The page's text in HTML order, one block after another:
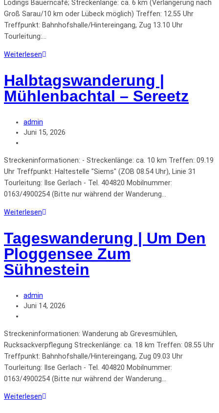
Lödings Bauerncafé; Streckenlänge: ca. 6 km (Verlängerung nach
Groß Sarau/10 km oder Lübeck möglich) Treffen: 12.55 Uhr
Treffpunkt: Bahnhofshalle/Hintereingang, Zug 13.10 Uhr
Tourleitung:…
Weiterlesen
Halbtagswanderung |
Mühlenbachtal – Sereetz
admin
Juni 15, 2026
Streckeninformationen: - Streckenlänge: ca. 10 km Treffen: 09.19
Uhr Treffpunkt: Haltestelle "Siems" (ZOB 08.54 Uhr), Linie 31
Tourleitung: Ilse Gerlach - Tel. 404820 Mobilnummer:
0163/4900254 (Bitte nur während der Wanderung…
Weiterlesen
Tageswanderung | Um Den
Ploggensee Zum
Sühnestein
admin
Juni 14, 2026
Streckeninformationen: Wanderung ab Grevesmühlen,
Rucksackverpflegung Streckenlänge: ca. 18 km Treffen: 08.55 Uhr
Treffpunkt: Bahnhofshalle/Hintereingang, Zug 09.03 Uhr
Tourleitung: Ilse Gerlach - Tel. 404820 Mobilnummer:
0163/4900254 (Bitte nur während der Wanderung…
Weiterlesen